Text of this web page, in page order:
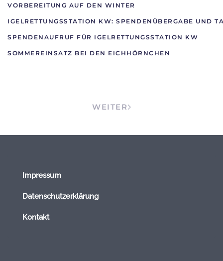
VORBEREITUNG AUF DEN WINTER
IGELRETTUNGSSTATION KW: SPENDENÜBERGABE UND
SPENDENAUFRUF FÜR IGELRETTUNGSSTATION KW
SOMMEREINSATZ BEI DEN EICHHÖRNCHEN
WEITER
Impressum
Datenschutzerklärung
Kontakt